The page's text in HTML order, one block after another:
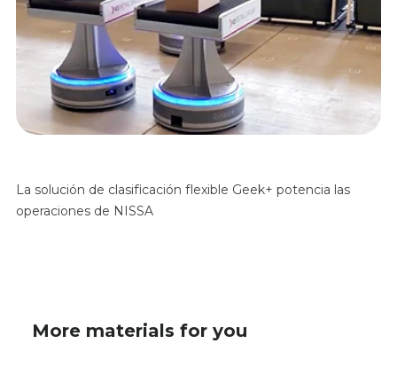
La solución de clasificación flexible Geek+ potencia las
operaciones de NISSA
More materials for you